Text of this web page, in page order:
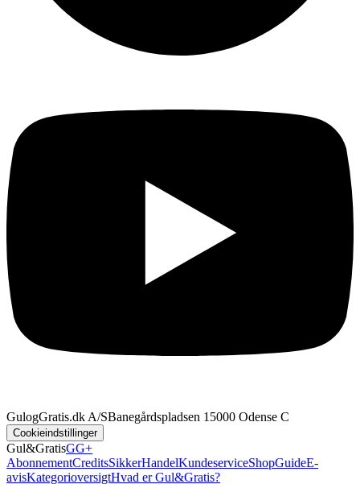
GulogGratis.dk A/SBanegårdspladsen 1 5000 Odense C
Cookieindstillinger
Gul&GratisGG+
AbonnementCreditsSikkerHandelKundeserviceShopGuideE-
avisKategorioversigtHvad er Gul&Gratis?